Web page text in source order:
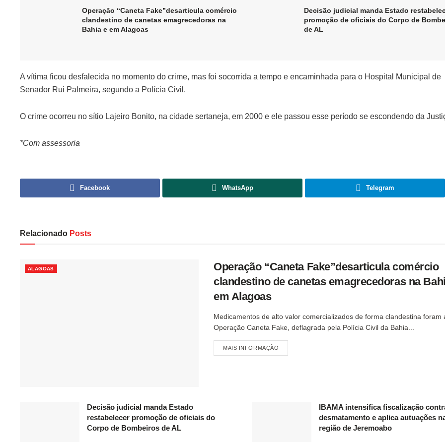
Operação “Caneta Fake”desarticula comércio
clandestino de canetas emagrecedoras na
Bahia e em Alagoas
Decisão judicial manda Estado
promoção de oficiais do Corpo de
de AL
A vítima ficou desfalecida no momento do crime, mas foi socorrida a tempo e encaminhada para o Hospital Municipal de
Senador Rui Palmeira, segundo a Polícia Civil.
O crime ocorreu no sítio Lajeiro Bonito, na cidade sertaneja, em 2000 e ele passou esse período se escondendo da
*Com assessoria
Facebook WhatsApp Telegram
Relacionado Posts
ALAGOAS
Operação “Caneta Fake”desarticula comércio
clandestino de canetas emagrecedoras na
em Alagoas
Medicamentos de alto valor comercializados de forma clandestina foram
Operação Caneta Fake, deflagrada pela Polícia Civil da Bahia...
MAIS INFORMAÇÃO
Decisão judicial manda Estado
restabelecer promoção de oficiais do
Corpo de Bombeiros de AL
IBAMA intensifica fiscalização
desmatamento e aplica autuações
região de Jeremoabo